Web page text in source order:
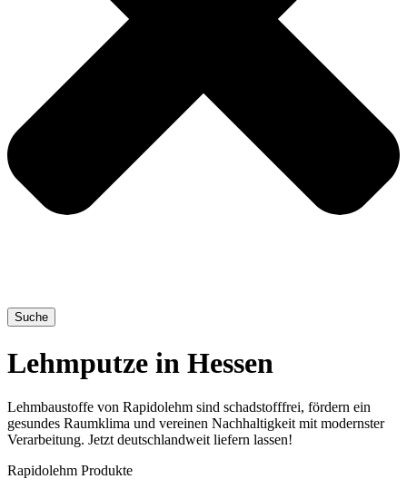
Suche
Lehmputze in Hessen
Lehmbaustoffe von Rapidolehm sind schadstofffrei, fördern ein
gesundes Raumklima und vereinen Nachhaltigkeit mit modernster
Verarbeitung. Jetzt deutschlandweit liefern lassen!
Rapidolehm Produkte